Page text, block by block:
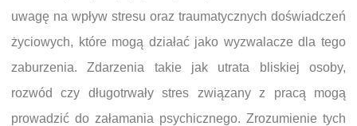
uwagę na wpływ stresu oraz traumatycznych doświadczeń
życiowych, które mogą działać jako wyzwalacze dla tego
zaburzenia. Zdarzenia takie jak utrata bliskiej osoby,
rozwód czy długotrwały stres związany z pracą mogą
prowadzić do załamania psychicznego. Zrozumienie tych